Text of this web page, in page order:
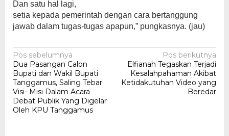
Dan satu hal lagi,
setia kepada pemerintah dengan cara bertanggung
jawab dalam tugas-tugas apapun,” pungkasnya. (jau)
Navigasi
pos
Pos sebelumnya
Dua Pasangan Calon
Bupati dan Wakil Bupati
Tanggamus, Saling Tebar
Visi- Misi Dalam Acara
Debat Publik Yang Digelar
Oleh KPU Tanggamus
Pos berikutnya
Elfianah Tegaskan Terjadi
Kesalahpahaman Akibat
Ketidakutuhan Video yang
Beredar